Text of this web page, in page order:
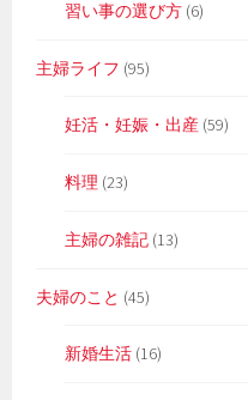
習い事の選び方 (6)
主婦ライフ (95)
妊活・妊娠・出産 (59)
料理 (23)
主婦の雑記 (13)
夫婦のこと (45)
新婚生活 (16)